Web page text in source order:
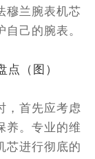
穆兰腕表机芯
己的腕表。
首先应考虑
养。专业的维
芯进行彻底的